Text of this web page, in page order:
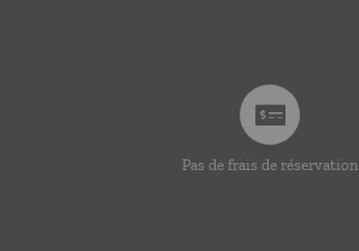
Pas de frais de réservation